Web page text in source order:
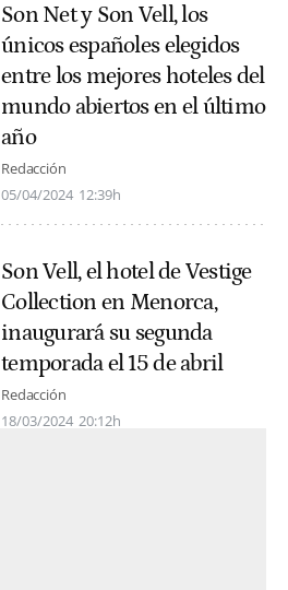
Son Net y Son Vell, los
únicos españoles elegidos
entre los mejores hoteles del
mundo abiertos en el último
año
Redacción
05/04/2024 12:39h
Son Vell, el hotel de Vestige
Collection en Menorca,
inaugurará su segunda
temporada el 15 de abril
Redacción
18/03/2024 20:12h